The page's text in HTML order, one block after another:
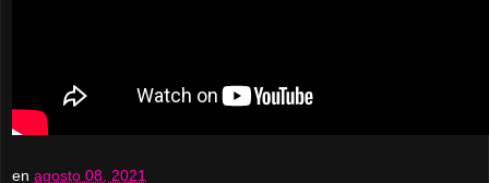
en agosto 08, 2021